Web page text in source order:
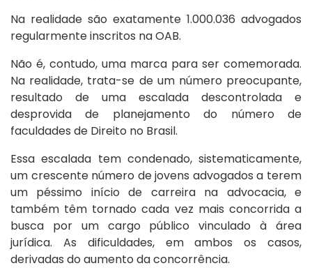
Na realidade são exatamente 1.000.036 advogados
regularmente inscritos na OAB.
Não é, contudo, uma marca para ser comemorada.
Na realidade, trata-se de um número preocupante,
resultado de uma escalada descontrolada e
desprovida de planejamento do número de
faculdades de Direito no Brasil.
Essa escalada tem condenado, sistematicamente,
um crescente número de jovens advogados a terem
um péssimo início de carreira na advocacia, e
também têm tornado cada vez mais concorrida a
busca por um cargo público vinculado à área
jurídica. As dificuldades, em ambos os casos,
derivadas do aumento da concorrência.